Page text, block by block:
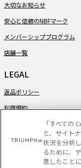
大切なお知らせ
安心と信頼のNBFマーク
メンバーシッププログラム
店舗一覧
LEGAL
返品ポリシー
利用規約
プライバシーポリシー
特定商取引法に関する記載
OUR BRANDS
「すべての
と、サイト
状況を分析
るために、
意したこと